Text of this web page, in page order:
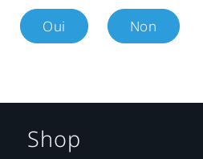
Oui Non
Shop